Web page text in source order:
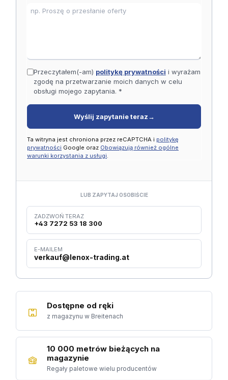
Przeczytałem(-am) politykę prywatności i wyrażam
zgodę na przetwarzanie moich danych w celu
obsługi mojego zapytania. *
Wyślij zapytanie teraz →
Ta witryna jest chroniona przez reCAPTCHA i politykę
prywatności Google oraz Obowiązują również ogólne
warunki korzystania z usługi.
LUB ZAPYTAJ OSOBIŚCIE
ZADZWOŃ TERAZ
+43 7272 53 18 300
E-MAILEM
verkauf@lenox-trading.at
Dostępne od ręki
z magazynu w Breitenach
10 000 metrów bieżących na
magazynie
Regały paletowe wielu producentów